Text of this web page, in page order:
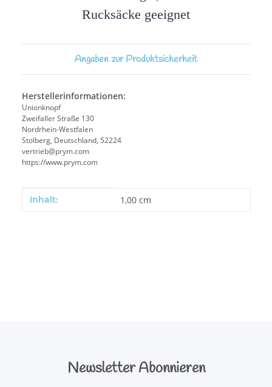
Rucksäcke geeignet
Angaben zur Produktsicherheit
Herstellerinformationen:
Unionknopf
Zweifaller Straße 130
Nordrhein-Westfalen
Stolberg, Deutschland, 52224
vertrieb@prym.com
https://www.prym.com
Produkteigenschaft
Wert
Inhalt: 1,00 cm
Newsletter Abonnieren